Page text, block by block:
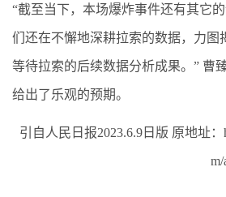
“截至当下，本场爆炸事件还有其它
们还在不懈地深耕拉索的数据，力图
等待拉索的后续数据分析成果。” 曹
给出了乐观的预期。
引自人民日报2023.6.9日版 原地址：
m/